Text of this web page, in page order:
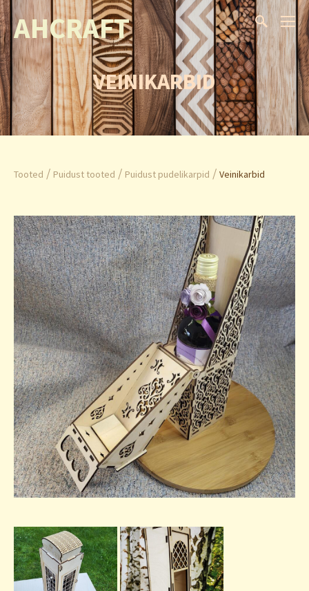
AHCRAFT
VEINIKARBID
Tooted / Puidust tooted / Puidust pudelikarpid / Veinikarbid